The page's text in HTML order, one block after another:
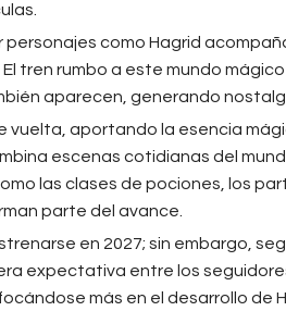
como Hagrid
tren rumbo a este mundo
aparecen, generando
vuelta, aportando la esencia
escenas cotidianas del
las clases de pociones, los
parte del avance.
en 2027; sin embargo,
expectativa entre los
más en el desarrollo de